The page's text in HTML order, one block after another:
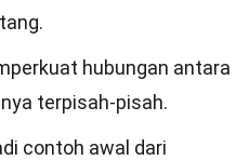
hubungan antara
terpisah-pisah.
contoh awal dari